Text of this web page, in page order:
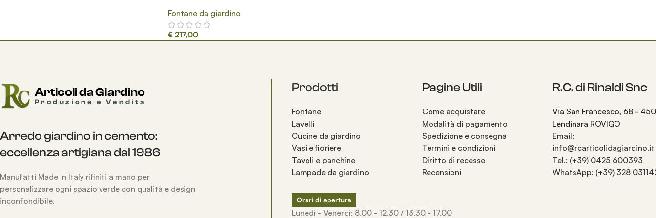
Fontane da giardino
€217,00
Arredo giardino in cemento:
eccellenza artigiana dal 1986
Manufatti Made in Italy rifiniti a mano per
personalizzare ogni spazio verde con qualità e design
inconfondibile.
Prodotti
Fontane
Lavelli
Cucine da giardino
Vasi e fioriere
Tavoli e panchine
Lampade da giardino
Pagine Utili
Come acquistare
Modalità di pagamento
Spedizione e consegna
Termini e condizioni
Diritto di recesso
Recensioni
R.C. di Rinaldi Snc
Via San Francesco, 68 -
Lendinara ROVIGO
Email:
info@rcarticolidagiardino.it
Tel.: (+39) 0425 600393
WhatsApp: (+39) 328
Orari di apertura
Lunedì - Venerdì: 8.00 - 12.30 / 13.30 - 17.00